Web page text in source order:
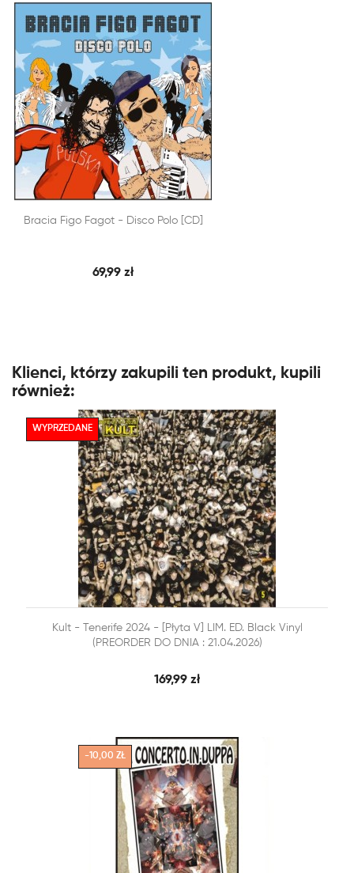
DODAJ DO KOSZYKA
SZYBKI PODGLĄD
Bracia Figo Fagot - Disco Polo [CD]
69,99 zł
Klienci, którzy zakupili ten produkt, kupili
również:
DODAJ DO KOSZYKA SZYBKI PODGLĄD
Kult - Tenerife 2024 - [Płyta V] LIM. ED. Black Vinyl
(PREORDER DO DNIA : 21.04.2026)
169,99 zł
WYPRZEDANE
-10,00 ZŁ